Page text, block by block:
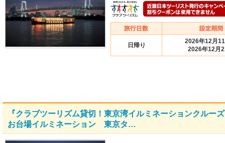
日帰り
2026年12月
2026年12月
『クラブツーリズム貸切！東京湾イルミネーションクルー
お台場イルミネーション 東京タ…